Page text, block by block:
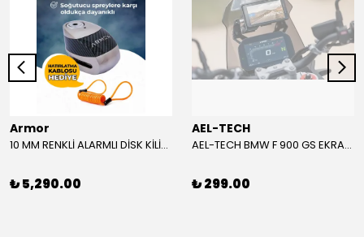
Armor
10 MM RENKLİ ALARMLI DİSK KİLİDİ YENİ VERSİYON
₺ 5,290.00
AEL-TECH
AEL-TECH BMW F 900 GS EKRAN/GÖSTERGE KORUYUCU 2024-2025
₺ 299.00